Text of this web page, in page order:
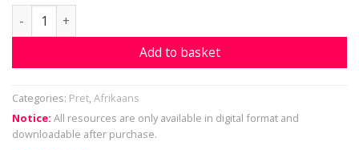
Meermin tema boekie quantity
Add to basket
Categories: Pret,Afrikaans
Notice: All resources are only available in digital format and
downloadable after purchase.